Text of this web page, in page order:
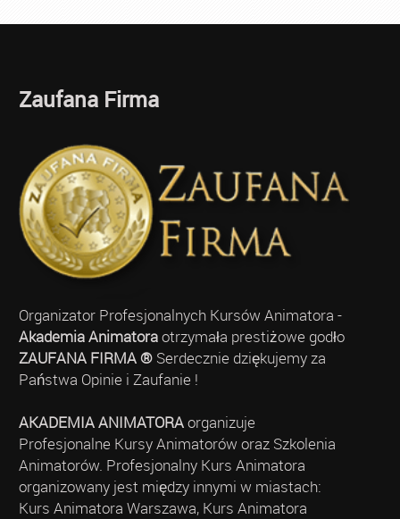
Zaufana Firma
Organizator Profesjonalnych Kursów Animatora -
Akademia Animatoraotrzymała prestiżowe godło
ZAUFANA FIRMA ®Serdecznie dziękujemy za
Państwa Opinie i Zaufanie !
AKADEMIA ANIMATORAorganizuje
Profesjonalne Kursy Animatorów oraz Szkolenia
Animatorów. Profesjonalny Kurs Animatora
organizowany jest między innymi w miastach:
Kurs Animatora Warszawa, Kurs Animatora